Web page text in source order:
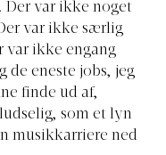
Der var ikke noget
var ikke særlig
var ikke engang
de eneste jobs, jeg
finde ud af,
som et lyn
musikkarriere ned